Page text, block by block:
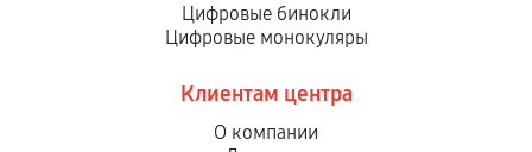
Цифровые бинокли
Цифровые монокуляры
Клиентам центра
О компании